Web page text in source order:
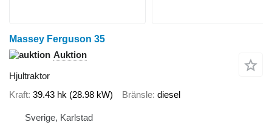
Massey Ferguson 35
Auktion
Hjultraktor
Kraft 39.43 hk (28.98 kW) Bränsle diesel
Sverige, Karlstad